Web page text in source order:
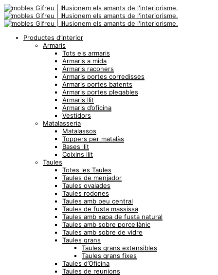
Productes d’interior
Armaris
Tots els armaris
Armaris a mida
Armaris raconers
Armaris portes corredisses
Armaris portes batents
Armaris portes plegables
Armaris llit
Armaris d’oficina
Vestidors
Matalasseria
Matalassos
Toppers per matalàs
Bases llit
Coixins llit
Taules
Totes les Taules
Taules de menjador
Taules ovalades
Taules rodones
Taules amb peu central
Taules de fusta massissa
Taules amb xapa de fusta natural
Taules amb sobre porcellànic
Taules amb sobre de vidre
Taules grans
Taules grans extensibles
Taules grans fixes
Taules d’Oficina
Taules de reunions